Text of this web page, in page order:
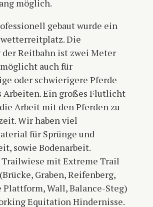
möglich.
gebaut wurde ein
Die
der Reitbahn ist zwei Meter
auch für
oder schwierigere Pferde
Arbeiten. Ein großes Flutlicht
Arbeit mit den Pferden zu
Wir haben viel
für Sprünge und
sowie Bodenarbeit.
mit Extreme Trail
Graben, Reifenberg,
Plattform, Wall, Balance-Steg)
Equitation Hindernisse.